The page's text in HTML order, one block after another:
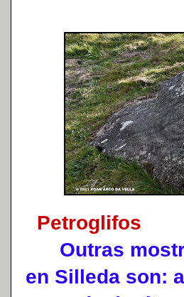
Petroglifos
Outras
en Silleda son: